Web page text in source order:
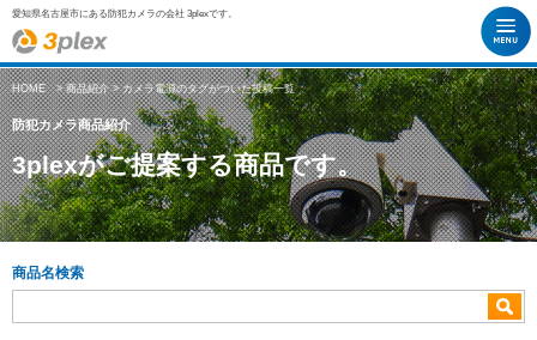
愛知県名古屋市にある防犯カメラの会社 3plexです。
HOME>商品紹介> カメラ電源のタグがついた投稿一覧
防犯カメラ商品紹介
3plexがご提案する商品です。
商品名検索